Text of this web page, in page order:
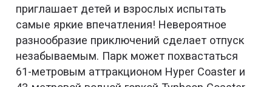
приглашает детей и взрослых испытать
самые яркие впечатления! Невероятное
разнообразие приключений сделает отпуск
незабываемым. Парк может похвастаться
61-метровым аттракционом Hyper Coaster и